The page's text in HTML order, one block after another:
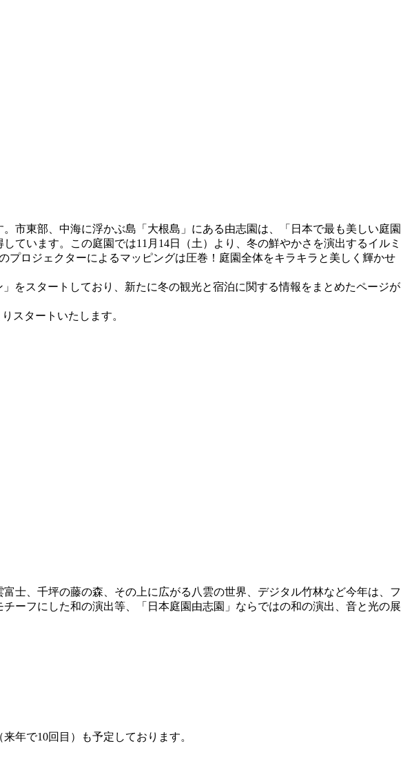
市東部、中海に浮かぶ島「大根島」にある由志園は、「日本で最も美しい庭園
ています。この庭園では11月14日（土）より、冬の鮮やかさを演出するイルミ
プロジェクターによるマッピングは圧巻！庭園全体をキラキラと美しく輝かせ
をスタートしており、新たに冬の観光と宿泊に関する情報をまとめたページが
スタートいたします。
士、千坪の藤の森、その上に広がる八雲の世界、デジタル竹林など今年は、フ
ーフにした和の演出等、「日本庭園由志園」ならではの和の演出、音と光の展
年で10回目）も予定しております。